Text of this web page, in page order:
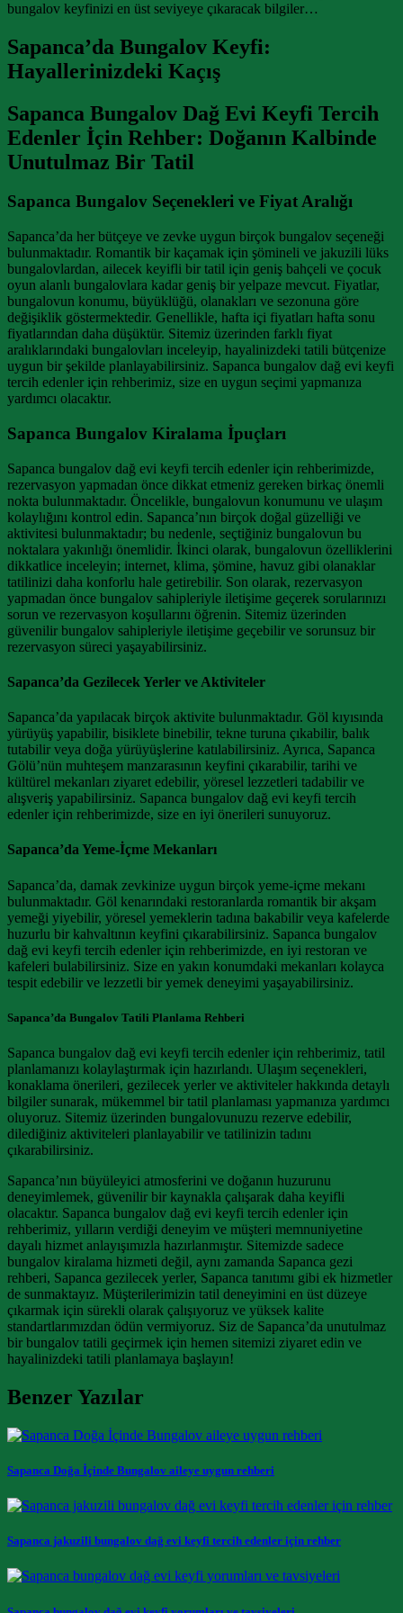
bungalov keyfinizi en üst seviyeye çıkaracak bilgiler…
Sapanca’da Bungalov Keyfi:
Hayallerinizdeki Kaçış
Sapanca Bungalov Dağ Evi Keyfi Tercih
Edenler İçin Rehber: Doğanın Kalbinde
Unutulmaz Bir Tatil
Sapanca Bungalov Seçenekleri ve Fiyat Aralığı
Sapanca’da her bütçeye ve zevke uygun birçok bungalov seçeneği
bulunmaktadır. Romantik bir kaçamak için şömineli ve jakuzili lüks
bungalovlardan, ailecek keyifli bir tatil için geniş bahçeli ve çocuk
oyun alanlı bungalovlara kadar geniş bir yelpaze mevcut. Fiyatlar,
bungalovun konumu, büyüklüğü, olanakları ve sezonuna göre
değişiklik göstermektedir. Genellikle, hafta içi fiyatları hafta sonu
fiyatlarından daha düşüktür. Sitemiz üzerinden farklı fiyat
aralıklarındaki bungalovları inceleyip, hayalinizdeki tatili bütçenize
uygun bir şekilde planlayabilirsiniz. Sapanca bungalov dağ evi keyfi
tercih edenler için rehberimiz, size en uygun seçimi yapmanıza
yardımcı olacaktır.
Sapanca Bungalov Kiralama İpuçları
Sapanca bungalov dağ evi keyfi tercih edenler için rehberimizde,
rezervasyon yapmadan önce dikkat etmeniz gereken birkaç önemli
nokta bulunmaktadır. Öncelikle, bungalovun konumunu ve ulaşım
kolaylığını kontrol edin. Sapanca’nın birçok doğal güzelliği ve
aktivitesi bulunmaktadır; bu nedenle, seçtiğiniz bungalovun bu
noktalara yakınlığı önemlidir. İkinci olarak, bungalovun özelliklerini
dikkatlice inceleyin; internet, klima, şömine, havuz gibi olanaklar
tatilinizi daha konforlu hale getirebilir. Son olarak, rezervasyon
yapmadan önce bungalov sahipleriyle iletişime geçerek sorularınızı
sorun ve rezervasyon koşullarını öğrenin. Sitemiz üzerinden
güvenilir bungalov sahipleriyle iletişime geçebilir ve sorunsuz bir
rezervasyon süreci yaşayabilirsiniz.
Sapanca’da Gezilecek Yerler ve Aktiviteler
Sapanca’da yapılacak birçok aktivite bulunmaktadır. Göl kıyısında
yürüyüş yapabilir, bisiklete binebilir, tekne turuna çıkabilir, balık
tutabilir veya doğa yürüyüşlerine katılabilirsiniz. Ayrıca, Sapanca
Gölü’nün muhteşem manzarasının keyfini çıkarabilir, tarihi ve
kültürel mekanları ziyaret edebilir, yöresel lezzetleri tadabilir ve
alışveriş yapabilirsiniz. Sapanca bungalov dağ evi keyfi tercih
edenler için rehberimizde, size en iyi önerileri sunuyoruz.
Sapanca’da Yeme-İçme Mekanları
Sapanca’da, damak zevkinize uygun birçok yeme-içme mekanı
bulunmaktadır. Göl kenarındaki restoranlarda romantik bir akşam
yemeği yiyebilir, yöresel yemeklerin tadına bakabilir veya kafelerde
huzurlu bir kahvaltının keyfini çıkarabilirsiniz. Sapanca bungalov
dağ evi keyfi tercih edenler için rehberimizde, en iyi restoran ve
kafeleri bulabilirsiniz. Size en yakın konumdaki mekanları kolayca
tespit edebilir ve lezzetli bir yemek deneyimi yaşayabilirsiniz.
Sapanca’da Bungalov Tatili Planlama Rehberi
Sapanca bungalov dağ evi keyfi tercih edenler için rehberimiz, tatil
planlamanızı kolaylaştırmak için hazırlandı. Ulaşım seçenekleri,
konaklama önerileri, gezilecek yerler ve aktiviteler hakkında detaylı
bilgiler sunarak, mükemmel bir tatil planlaması yapmanıza yardımcı
oluyoruz. Sitemiz üzerinden bungalovunuzu rezerve edebilir,
dilediğiniz aktiviteleri planlayabilir ve tatilinizin tadını
çıkarabilirsiniz.
Sapanca’nın büyüleyici atmosferini ve doğanın huzurunu
deneyimlemek, güvenilir bir kaynakla çalışarak daha keyifli
olacaktır. Sapanca bungalov dağ evi keyfi tercih edenler için
rehberimiz, yılların verdiği deneyim ve müşteri memnuniyetine
dayalı hizmet anlayışımızla hazırlanmıştır. Sitemizde sadece
bungalov kiralama hizmeti değil, aynı zamanda Sapanca gezi
rehberi, Sapanca gezilecek yerler, Sapanca tanıtımı gibi ek hizmetler
de sunmaktayız. Müşterilerimizin tatil deneyimini en üst düzeye
çıkarmak için sürekli olarak çalışıyoruz ve yüksek kalite
standartlarımızdan ödün vermiyoruz. Siz de Sapanca’da unutulmaz
bir bungalov tatili geçirmek için hemen sitemizi ziyaret edin ve
hayalinizdeki tatili planlamaya başlayın!
Benzer Yazılar
Sapanca Doğa İçinde Bungalov aileye uygun rehberi
Sapanca jakuzili bungalov dağ evi keyfi tercih edenler için rehber